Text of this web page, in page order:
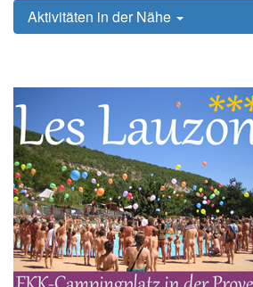
Aktivitäten in der Nähe